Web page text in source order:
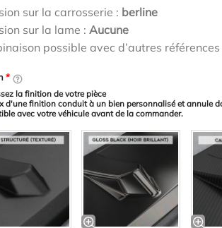
sur la carrosserie : berline
sur la lame : Aucune
possible avec d’autres références
*
la finition de votre pièce
d'une finition conduit à un bien personnalisé et annule
avec votre véhicule avant de la commander.